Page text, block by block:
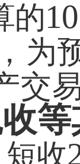
的
为
交
短收